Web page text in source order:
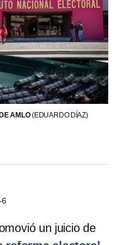
AMLO(EDUARDO DÍAZ)
6
un juicio de